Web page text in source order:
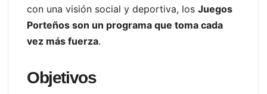
con una visión social y deportiva, los Juegos
Porteños son un programa que toma cada
vez más fuerza.
Objetivos